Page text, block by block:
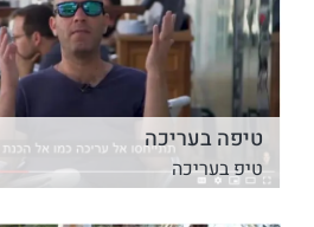
טיפה בעריכה
טיפ בעריכה